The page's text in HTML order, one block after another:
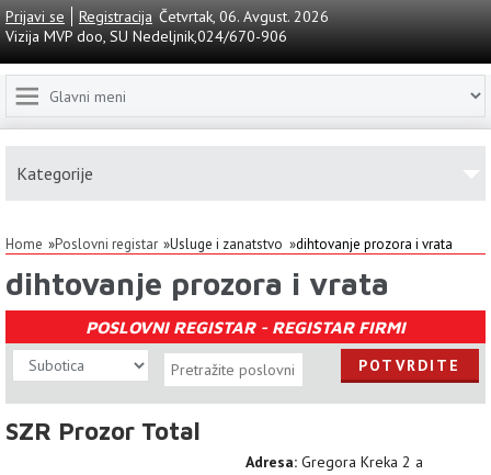
Prijavi se Registracija Četvrtak, 06. Avgust. 2026
Vizija MVP doo, SU Nedeljnik,024/670-906
Home Poslovni registar Usluge i zanatstvo dihtovanje prozora i vrata
dihtovanje prozora i vrata
POSLOVNI REGISTAR - REGISTAR FIRMI
SZR Prozor Total
Adresa: Gregora Kreka 2 a
Kаtegorije